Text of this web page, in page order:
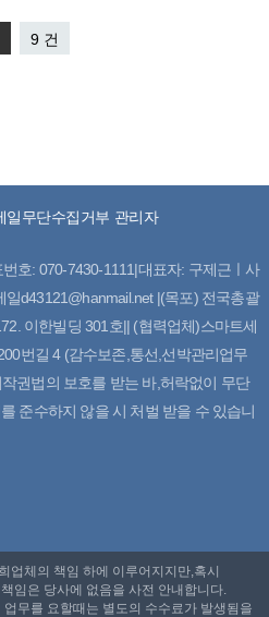
9 건
일무단수집거부 관리자
호: 070-7430-1111|대표자: 구제근ㅣ사
d43121@hanmail.net |(목포) 전국총괄
이한빌딩 301호|| (협력업체)스마트세
번길 4 (감수보존,통선,선박관리업무
권법의 보호를 받는 바,허락없이 무단
준수하지 않을 시 처벌 받을 수 있습니
업체의 책임 하에 이루어지지만,혹시
임은 당사에 없음을 사전 안내합니다.
무를 요할때는 별도의 수수료가 발생됨을